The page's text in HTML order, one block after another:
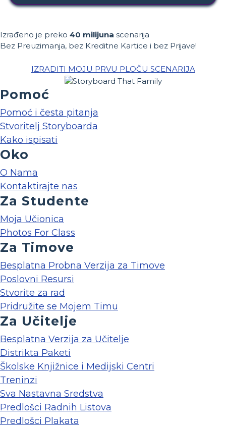
Izrađeno je preko 40 milijuna scenarija
Bez Preuzimanja, bez Kreditne Kartice i bez Prijave!
IZRADITI MOJU PRVU PLOČU SCENARIJA
Pomoć
Pomoć i česta pitanja
Stvoritelj Storyboarda
Kako ispisati
Oko
O Nama
Kontaktirajte nas
Za Studente
Moja Učionica
Photos For Class
Za Timove
Besplatna Probna Verzija za Timove
Poslovni Resursi
Stvorite za rad
Pridružite se Mojem Timu
Za Učitelje
Besplatna Verzija za Učitelje
Distrikta Paketi
Školske Knjižnice i Medijski Centri
Treninzi
Sva Nastavna Sredstva
Predlošci Radnih Listova
Predlošci Plakata